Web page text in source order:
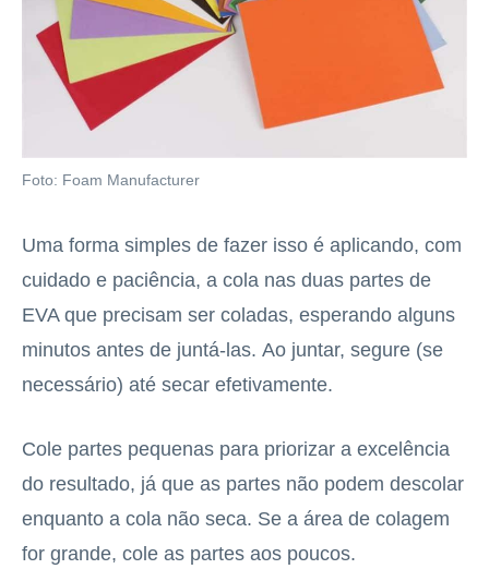
Foto: Foam Manufacturer
Uma forma simples de fazer isso é aplicando, com
cuidado e paciência, a cola nas duas partes de
EVA que precisam ser coladas, esperando alguns
minutos antes de juntá-las. Ao juntar, segure (se
necessário) até secar efetivamente.
Cole partes pequenas para priorizar a excelência
do resultado, já que as partes não podem descolar
enquanto a cola não seca. Se a área de colagem
for grande, cole as partes aos poucos.